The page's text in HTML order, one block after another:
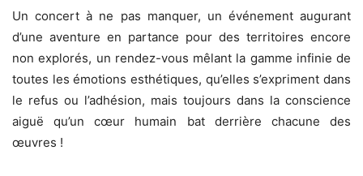
Un concert à ne pas manquer, un événement augurant
d’une aventure en partance pour des territoires encore
non explorés, un rendez-vous mêlant la gamme infinie de
toutes les émotions esthétiques, qu’elles s’expriment dans
le refus ou l’adhésion, mais toujours dans la conscience
aiguë qu’un cœur humain bat derrière chacune des
œuvres !